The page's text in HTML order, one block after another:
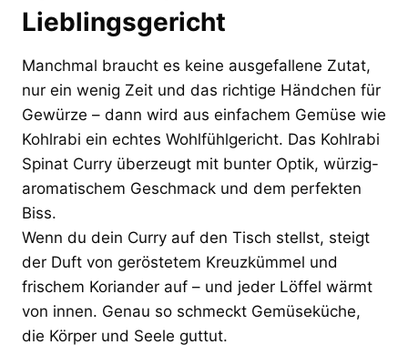
Lieblingsgericht
Manchmal braucht es keine ausgefallene Zutat,
nur ein wenig Zeit und das richtige Händchen für
Gewürze – dann wird aus einfachem Gemüse wie
Kohlrabi ein echtes Wohlfühlgericht. Das Kohlrabi
Spinat Curry überzeugt mit bunter Optik, würzig-
aromatischem Geschmack und dem perfekten
Biss.
Wenn du dein Curry auf den Tisch stellst, steigt
der Duft von geröstetem Kreuzkümmel und
frischem Koriander auf – und jeder Löffel wärmt
von innen. Genau so schmeckt Gemüseküche,
die Körper und Seele guttut.